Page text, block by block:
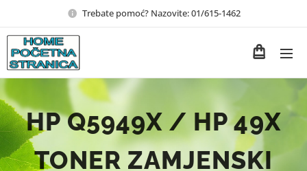
Trebate pomoć? Nazovite: 01/615-1462
HP Q5949X / HP 49X
TONER ZAMJENSKI